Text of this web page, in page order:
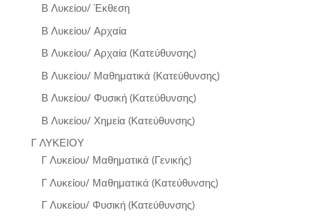
Β Λυκείου/ Έκθεση
Β Λυκείου/ Αρχαία
Β Λυκείου/ Αρχαία (Κατεύθυνσης)
Β Λυκείου/ Μαθηματικά (Κατεύθυνσης)
Β Λυκείου/ Φυσική (Κατεύθυνσης)
Β Λυκείου/ Χημεία (Κατεύθυνσης)
Γ ΛΥΚΕΙΟΥ
Γ Λυκείου/ Μαθηματικά (Γενικής)
Γ Λυκείου/ Μαθηματικά (Κατεύθυνσης)
Γ Λυκείου/ Φυσική (Κατεύθυνσης)